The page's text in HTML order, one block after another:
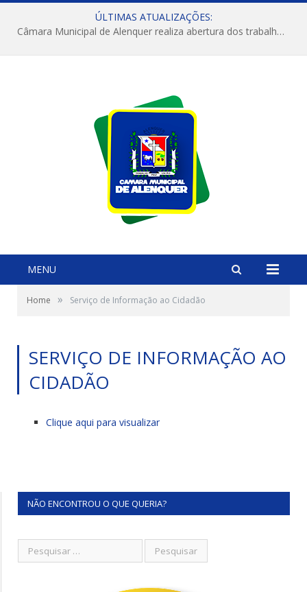
ÚLTIMAS ATUALIZAÇÕES:
Câmara Municipal de Alenquer realiza abertura dos trabalhos do 4º Período Legislativo
MENU
Home » Serviço de Informação ao Cidadão
SERVIÇO DE INFORMAÇÃO AO
CIDADÃO
Clique aqui para visualizar
NÃO ENCONTROU O QUE QUERIA?